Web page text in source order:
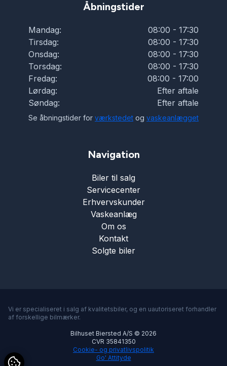
Nøglefri betjening
Parkeringssensor bagved
Parkeringssensor foran
Skiltegenkendelse
Sædevarme
Åbningstider
Mandag:
08:00 - 17:30
Tirsdag:
08:00 - 17:30
Onsdag:
08:00 - 17:30
Torsdag:
08:00 - 17:30
Fredag:
08:00 - 17:00
Lørdag:
Efter aftale
Søndag:
Efter aftale
Se åbningstider for værkstedet og vaskeanlægget
Navigation
Biler til salg
Servicecenter
Erhvervskunder
Vaskeanlæg
Om os
Kontakt
Solgte biler
Vi er specialiseret i salg af kvalitetsbiler, og en uautoriseret forhandler
af forskellige bilmærker.
Bilhuset Biersted A/S © 2026
CVR 35841350
Cookie- og privatlivspolitik
Go' Attityde